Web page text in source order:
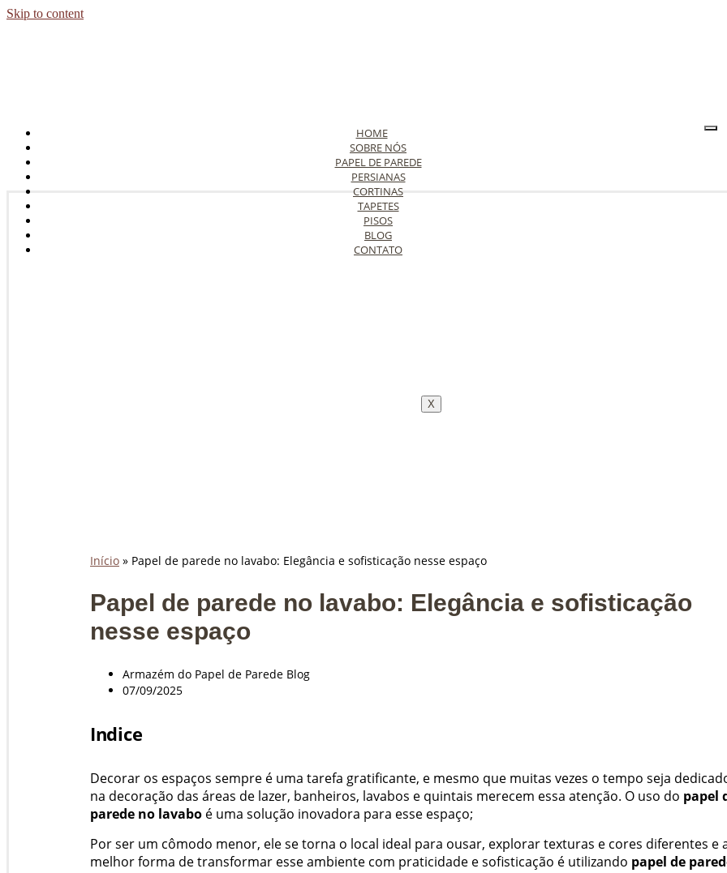
Skip to content
HOME
SOBRE NÓS
PAPEL DE PAREDE
PERSIANAS
CORTINAS
TAPETES
PISOS
BLOG
CONTATO
X
Início » Papel de parede no lavabo: Elegância e sofisticação nesse espaço
Papel de parede no lavabo: Elegância e sofisticação
nesse espaço
Armazém do Papel de Parede Blog
07/09/2025
Indice
Decorar os espaços sempre é uma tarefa gratificante, e mesmo que muitas vezes o tempo seja
na decoração das áreas de lazer, banheiros, lavabos e quintais merecem essa atenção. O uso do papel
parede no lavabo é uma solução inovadora para esse espaço;
Por ser um cômodo menor, ele se torna o local ideal para ousar, explorar texturas e cores diferentes e
melhor forma de transformar esse ambiente com praticidade e sofisticação é utilizando papel de